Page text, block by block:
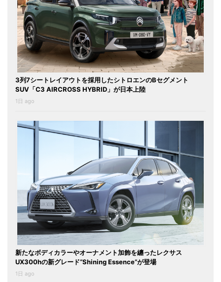
3列7シートレイアウトを採用したシトロエンのBセグメント
SUV「C3 AIRCROSS HYBRID」が日本上陸
1日 ago
新たなボディカラーやオーナメント加飾を纏ったレクサス
UX300hの新グレード“Shining Essence”が登場
1日 ago